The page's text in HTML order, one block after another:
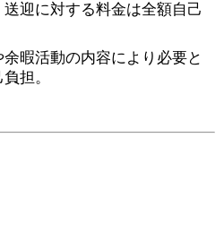
迎に対する料金は全額自己
暇活動の内容により必要と
担。